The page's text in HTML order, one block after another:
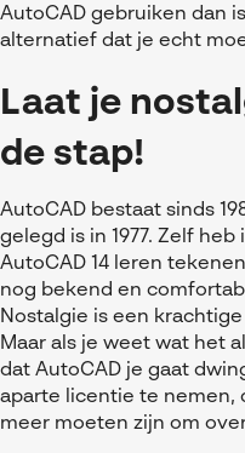
AutoCAD gebruiken dan
alternatief dat je echt
Laat je
de stap!
AutoCAD bestaat sinds
gelegd is in 1977. Zelf
AutoCAD 14 leren
nog bekend en
Nostalgie is een
Maar als je weet wat het
dat AutoCAD je gaat
aparte licentie te nemen,
meer moeten zijn om